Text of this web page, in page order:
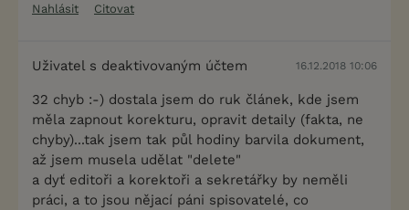
Nahlásit
Citovat
Uživatel s deaktivovaným účtem 16.12.2018 10:06
32 chyb :-) dostala jsem do ruk článek, kde jsem
měla zapnout korekturu, opravit detaily (fakta, ne
chyby)...tak jsem tak půl hodiny barvila dokument,
až jsem musela udělat "delete"
a dyť editoři a korektoři a sekretářky by neměli
práci, a to jsou nějací páni spisovatelé, co